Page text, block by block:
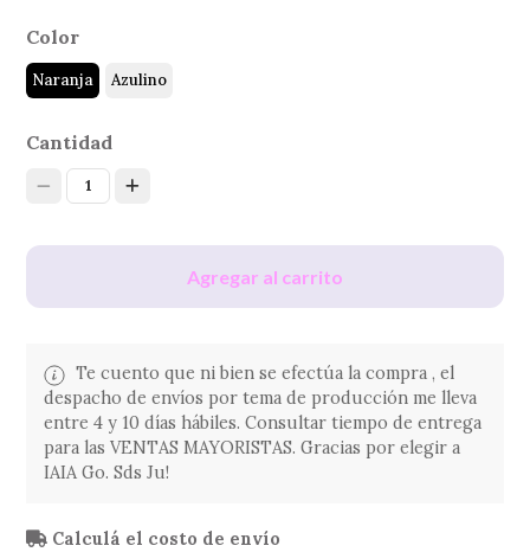
Color
Naranja Azulino
Cantidad
1
Agregar al carrito
Te cuento que ni bien se efectúa la compra , el
despacho de envíos por tema de producción me lleva
entre 4 y 10 días hábiles. Consultar tiempo de entrega
para las VENTAS MAYORISTAS. Gracias por elegir a
IAIA Go. Sds Ju!
Calculá el costo de envío